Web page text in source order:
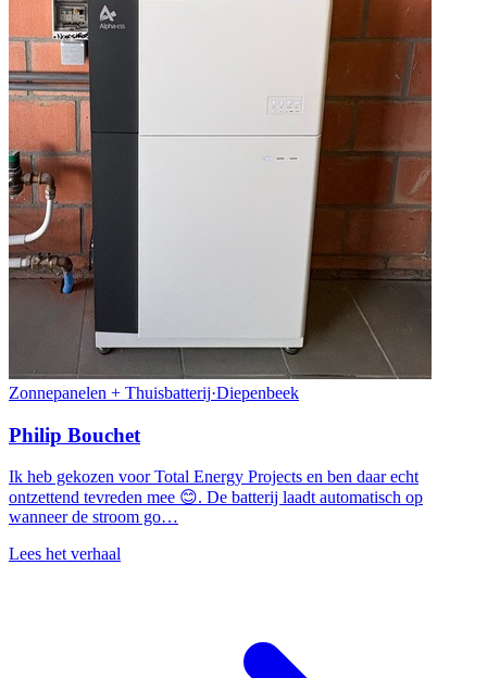
Zonnepanelen + Thuisbatterij·Diepenbeek
Philip Bouchet
Ik heb gekozen voor Total Energy Projects en ben daar echt
ontzettend tevreden mee 😊. De batterij laadt automatisch op
wanneer de stroom go…
Lees het verhaal